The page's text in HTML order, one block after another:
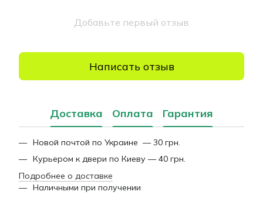
Добавьте первый отзыв
Написать отзыв
Доставка Оплата Гарантия
Новой почтой по Украине — 30 грн.
Курьером к двери по Киеву — 40 грн.
Подробнее о доставке
Наличными при получении